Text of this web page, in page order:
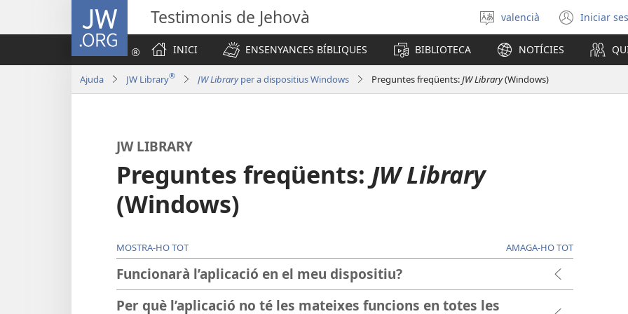
JW.ORG Testimonis de Jehovà
Seleccionar
un
idioma
valencià Iniciar(obri
en
una
INICI
ENSENYANCES BÍBLIQUES BIBLIOTECA NOTÍCIES
Ajuda JW Library® JW Libraryper a dispositius Windows Preguntes freqüents: JW Library(Windows)
JW LIBRARY
Preguntes freqüents: JW Library
(Windows)
MOSTRA-HO TOT AMAGA-HO TOT
Funcionarà l’aplicació en el meu dispositiu?
Per què l’aplicació no té les mateixes funcions en totes les